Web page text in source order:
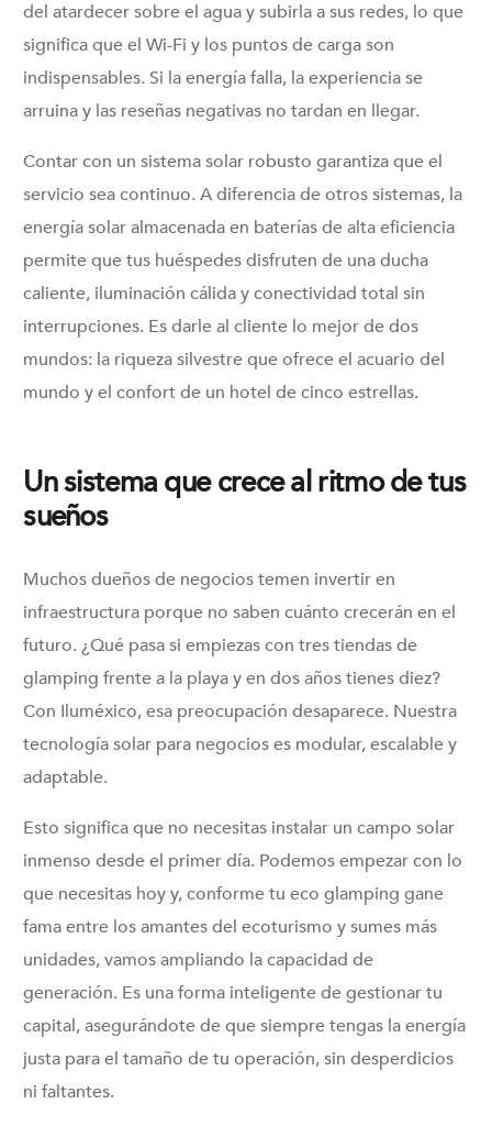
del atardecer sobre el agua y subirla a sus redes, lo que
significa que el Wi-Fi y los puntos de carga son
indispensables. Si la energía falla, la experiencia se
arruina y las reseñas negativas no tardan en llegar.
Contar con un sistema solar robusto garantiza que el
servicio sea continuo. A diferencia de otros sistemas, la
energía solar almacenada en baterías de alta eficiencia
permite que tus huéspedes disfruten de una ducha
caliente, iluminación cálida y conectividad total sin
interrupciones. Es darle al cliente lo mejor de dos
mundos: la riqueza silvestre que ofrece el acuario del
mundo y el confort de un hotel de cinco estrellas.
Un sistema que crece al ritmo de tus
sueños
Muchos dueños de negocios temen invertir en
infraestructura porque no saben cuánto crecerán en el
futuro. ¿Qué pasa si empiezas con tres tiendas de
glamping frente a la playa y en dos años tienes diez?
Con Iluméxico, esa preocupación desaparece. Nuestra
tecnología solar para negocios es modular, escalable y
adaptable.
Esto significa que no necesitas instalar un campo solar
inmenso desde el primer día. Podemos empezar con lo
que necesitas hoy y, conforme tu eco glamping gane
fama entre los amantes del ecoturismo y sumes más
unidades, vamos ampliando la capacidad de
generación. Es una forma inteligente de gestionar tu
capital, asegurándote de que siempre tengas la energía
justa para el tamaño de tu operación, sin desperdicios
ni faltantes.